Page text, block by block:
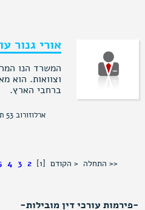
מהמובילות
המשפט המסחרי
דין המצויים
בישראל.
בלטמן כיועץ
מעמיקה
במקביל.
אורי גנור
המשרד הנו
וצוואות. הוא
ברחבי הארץ.
ארלוזורוב 53 תל אביב
<< התחלה < הקודם [1]
2
3
4
-פירמות עורכי דין מובילות-